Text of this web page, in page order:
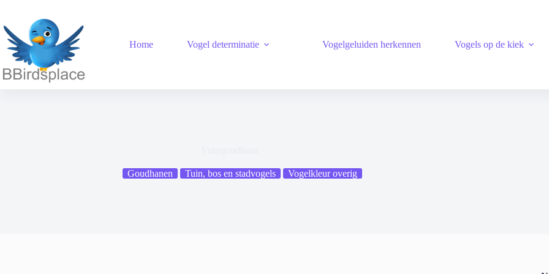
de
inhoud
Home Vogel determinatie Vogelgeluiden herkennen Vogels op de kiek
Goudhanen Tuin, bos en stadvogels Vogelkleur overig